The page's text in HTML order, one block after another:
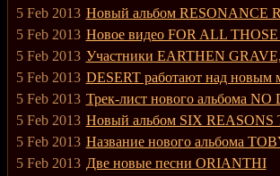
5 Feb 2013 Новый альбом RESONANCE
5 Feb 2013 Новое видео FOR ALL
5 Feb 2013 Участники EARTHEN
5 Feb 2013 DESERT работают над новым
5 Feb 2013 Трек-лист нового альбома NO
5 Feb 2013 Новый альбом SIX REASONS
5 Feb 2013 Название нового альбома
5 Feb 2013 Две новые песни ORIANTHI